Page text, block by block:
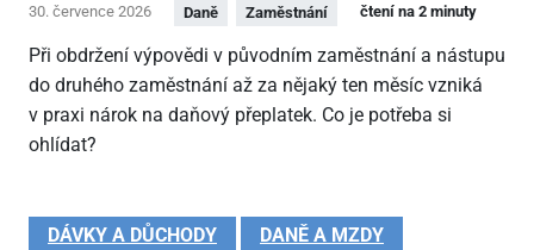
30. července 2026 Daně Zaměstnání čtení na 2 minuty
Při obdržení výpovědi v původním zaměstnání a nástupu
do druhého zaměstnání až za nějaký ten měsíc vzniká
v praxi nárok na daňový přeplatek. Co je potřeba si
ohlídat?
DÁVKY A DŮCHODY DANĚ A MZDY